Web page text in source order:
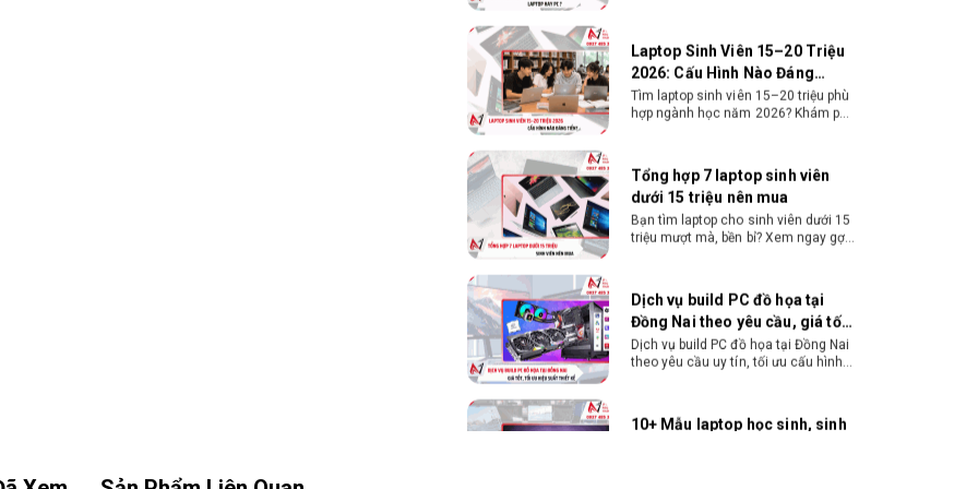
cách chọn cấu hình, RAM, SSD, màn
hình và khả năng nâng cấp hợp lý.
Tổng hợp 7 laptop sinh viên
dưới 15 triệu nên mua
ý các thương hiệu laptop bền, cấu
hình mạnh cho sinh viên sử dụng 4
năm đại học.
Dịch vụ build PC đồ họa tại
Đồng Nai theo yêu cầu, giá tốt,
xử lý 3D và dựng video mượt mà.
Đăng ký nhận tư vấn và báo giá chi
tiết ngay.
10+ Mẫu laptop học sinh, sinh
viên nên mua 2026
ngành học: tiêu chí chọn, cấu hình